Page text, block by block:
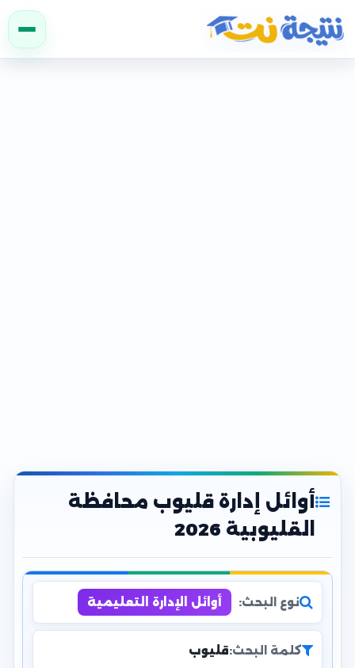
نتيجة نت
أوائل إدارة قليوب محافظة
القليوبية 2026
نوع البحث: أوائل الإدارة التعليمية
كلمة البحث:قليوب